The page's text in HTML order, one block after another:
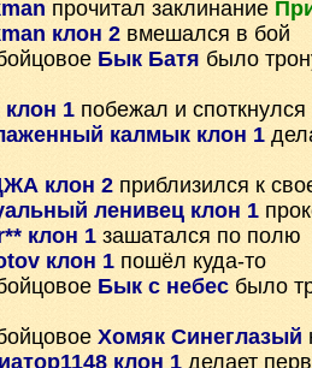
прочитал заклинание
клон 2 вмешался в бой
Бык Батя было
клон 1 побежал и споткнулся
калмык клон 1
клон 2 приблизился к
ленивец клон 1
клон 1 зашатался по полю
клон 1 пошёл куда-то
Бык с небес было
Хомяк Синеглазый
клон 1 делает